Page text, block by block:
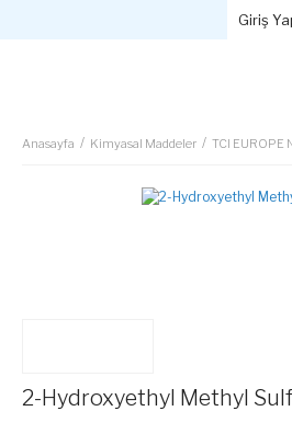
Giriş
Anasayfa Kimyasal Maddeler TCI EUROPE
2-Hydroxyethyl Methyl